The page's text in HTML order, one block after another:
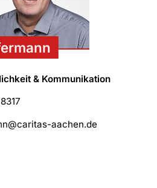
& Kommunikation
aachen.de